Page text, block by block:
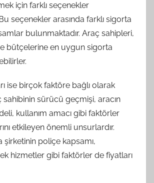
için farklı seçenekler
seçenekler arasında farklı sigorta
bulunmaktadır. Araç sahipleri,
bütçelerine en uygun sigorta
ise birçok faktöre bağlı olarak
sahibinin sürücü geçmişi, aracın
kullanım amacı gibi faktörler
etkileyen önemli unsurlardır.
şirketinin poliçe kapsamı,
hizmetler gibi faktörler de fiyatları